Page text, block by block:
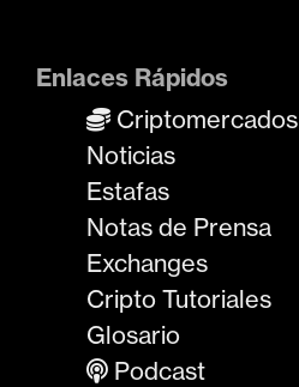
Enlaces Rápidos
Criptomercados
Noticias
Estafas
Notas de Prensa
Exchanges
Cripto Tutoriales
Glosario
Podcast